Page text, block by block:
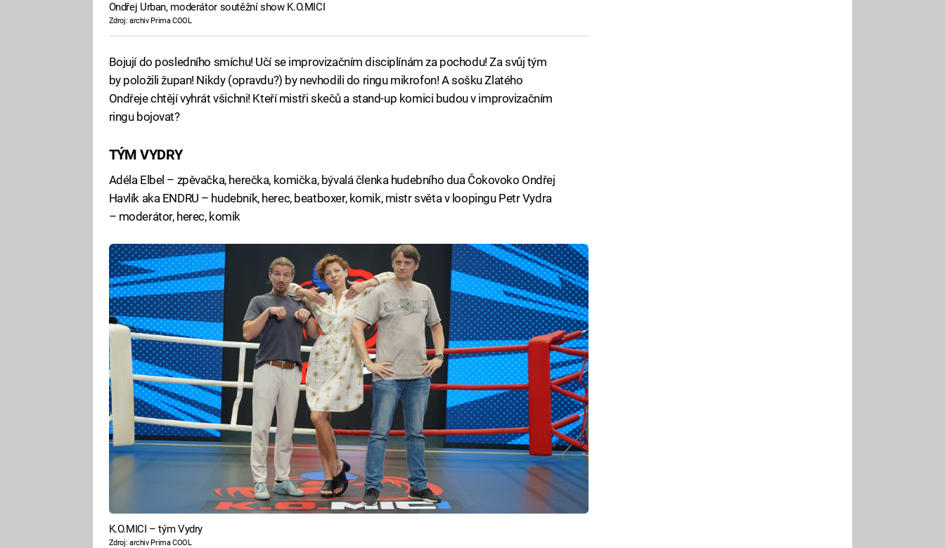
Ondřej Urban, moderátor soutěžní show K.O.MICI
Zdroj: archiv Prima COOL
Bojují do posledního smíchu! Učí se improvizačním disciplínám za pochodu! Za svůj tým
by položili župan! Nikdy (opravdu?) by nevhodili do ringu mikrofon! A sošku Zlatého
Ondřeje chtějí vyhrát všichni! Kteří mistři skečů a stand-up komici budou v improvizačním
ringu bojovat?
TÝM VYDRY
Adéla Elbel – zpěvačka, herečka, komička, bývalá členka hudebního dua Čokovoko Ondřej
Havlík aka ENDRU – hudebník, herec, beatboxer, komik, mistr světa v loopingu Petr Vydra
– moderátor, herec, komik
K.O.MICI – tým Vydry
Zdroj: archiv Prima COOL